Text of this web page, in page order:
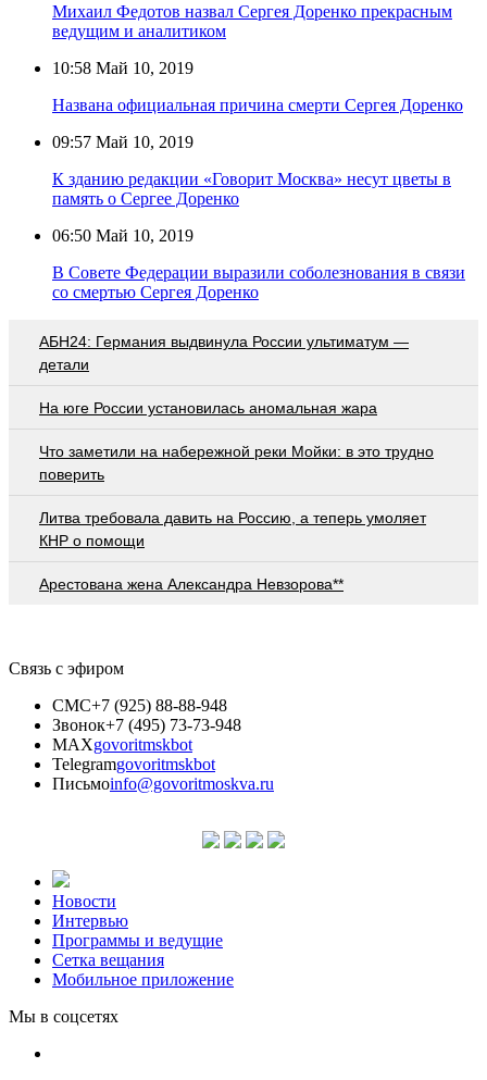
Михаил Федотов назвал Сергея Доренко прекрасным
ведущим и аналитиком
10:58 Май 10, 2019
Названа официальная причина смерти Сергея Доренко
09:57 Май 10, 2019
К зданию редакции «Говорит Москва» несут цветы в
память о Сергее Доренко
06:50 Май 10, 2019
В Совете Федерации выразили соболезнования в связи
со смертью Сергея Доренко
АБН24: Германия выдвинула России ультиматум —
детали
На юге России установилась аномальная жара
Что заметили на набережной реки Мойки: в это трудно
поверить
Литва требовала давить на Россию, а теперь умоляет
КНР о помощи
Арестована жена Александра Невзорова**
Связь с эфиром
СМС+7 (925) 88-88-948
Звонок+7 (495) 73-73-948
MAXgovoritmskbot
Telegramgovoritmskbot
Письмоinfo@govoritmoskva.ru
Новости
Интервью
Программы и ведущие
Сетка вещания
Мобильное приложение
Мы в соцсетях